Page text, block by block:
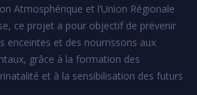
Atmosphérique et l’Union Régionale
ce projet a pour objectif de prévenir
enceintes et des nourrissons aux
grâce à la formation des
et à la sensibilisation des futurs